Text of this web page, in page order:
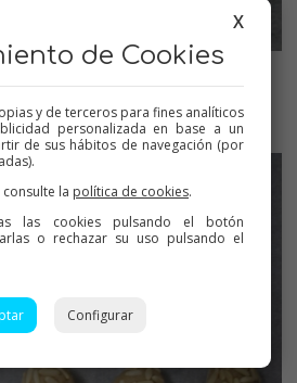
X
de Cookies
y de terceros para fines analíticos
personalizada en base a un
de sus hábitos de navegación (por
la política de cookies.
las cookies pulsando el botón
o rechazar su uso pulsando el
Configurar